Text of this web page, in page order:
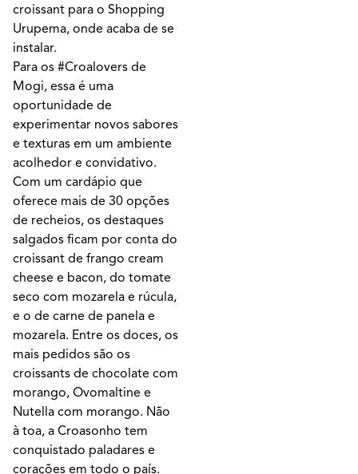
croissant para o Shopping
Urupema, onde acaba de se
instalar.
Para os #Croalovers de
Mogi, essa é uma
oportunidade de
experimentar novos sabores
e texturas em um ambiente
acolhedor e convidativo.
Com um cardápio que
oferece mais de 30 opções
de recheios, os destaques
salgados ficam por conta do
croissant de frango cream
cheese e bacon, do tomate
seco com mozarela e rúcula,
e o de carne de panela e
mozarela. Entre os doces, os
mais pedidos são os
croissants de chocolate com
morango, Ovomaltine e
Nutella com morango. Não
à toa, a Croasonho tem
conquistado paladares e
corações em todo o país.